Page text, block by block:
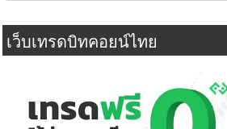
เว็บเทรดบิทคอยน์ไทย